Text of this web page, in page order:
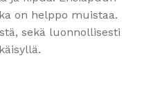
on helppo muistaa.
sekä luonnollisesti